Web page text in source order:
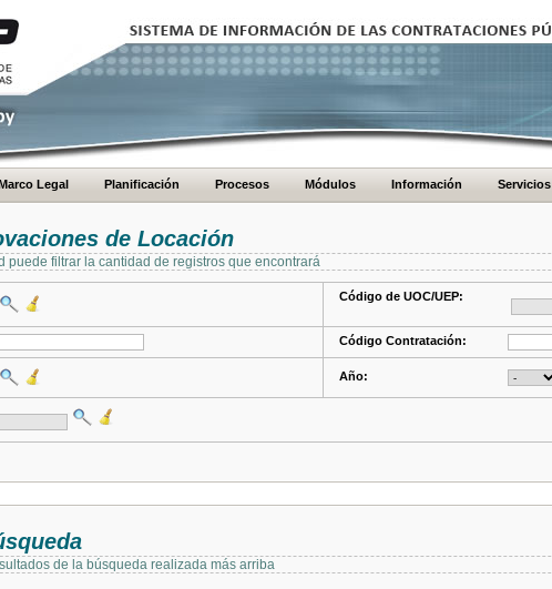
Legal Planificación Procesos Módulos Información Servicios
de Locación
puede filtrar la cantidad de registros que encontrará
Código de UOC/UEP:
Código Contratación:
Año:
de la búsqueda realizada más arriba